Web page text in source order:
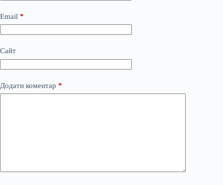
Email *
Сайт
Додати коментар *